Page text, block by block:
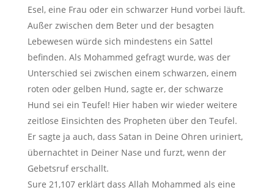
Esel, eine Frau oder ein schwarzer Hund vorbei läuft.
Außer zwischen dem Beter und der besagten
Lebewesen würde sich mindestens ein Sattel
befinden. Als Mohammed gefragt wurde, was der
Unterschied sei zwischen einem schwarzen, einem
roten oder gelben Hund, sagte er, der schwarze
Hund sei ein Teufel! Hier haben wir wieder weitere
zeitlose Einsichten des Propheten über den Teufel.
Er sagte ja auch, dass Satan in Deine Ohren uriniert,
übernachtet in Deiner Nase und furzt, wenn der
Gebetsruf erschallt.
Sure 21,107 erklärt dass Allah Mohammed als eine